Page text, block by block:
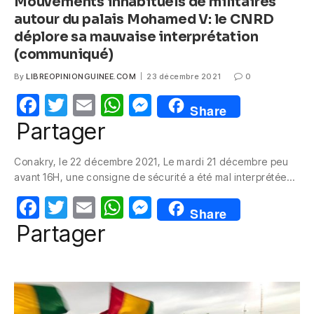
autour du palais Mohamed V: le CNRD
déplore sa mauvaise interprétation
(communiqué)
By LIBREOPINIONGUINEE.COM 23 décembre 2021 0
F
a
e
b
o
o
T
w
itt
er
E
m
W
s
A
p
M
e
e
n
g
Share
Partager
Conakry, le 22 décembre 2021, Le mardi 21 décembre peu
avant 16H, une consigne de sécurité a été mal interprétée…
F
a
e
b
T
w
itt
er
E
m
W
s
A
M
e
e
n
Share
Partager